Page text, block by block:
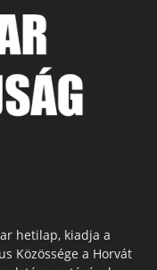
hetilap, kiadja a
Közössége a Horvát